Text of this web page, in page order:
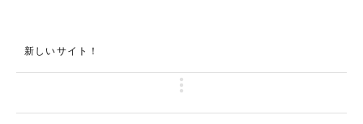
新しいサイト！